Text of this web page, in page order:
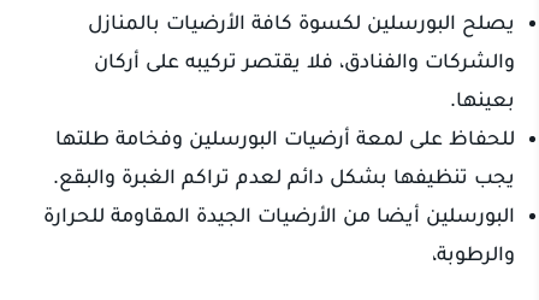
يصلح البورسلين لكسوة كافة الأرضيات بالمنازل
والشركات والفنادق، فلا يقتصر تركيبه على أركان
بعينها.
للحفاظ على لمعة أرضيات البورسلين وفخامة طلتها
يجب تنظيفها بشكل دائم لعدم تراكم الغبرة والبقع.
البورسلين أيضا من الأرضيات الجيدة المقاومة للحرارة
والرطوبة،